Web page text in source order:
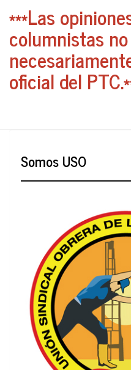
***Las
columnistas
oficial del
Somos USO